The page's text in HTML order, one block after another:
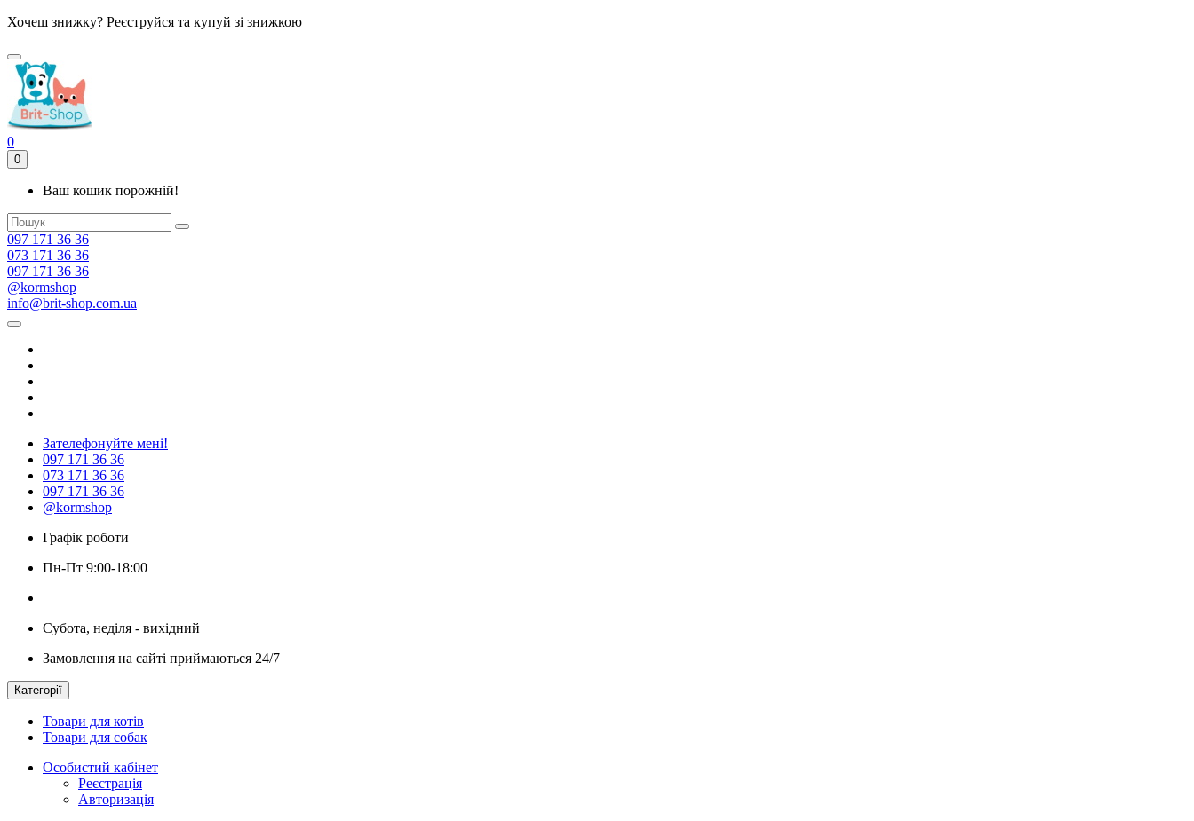
Хочеш знижку? Реєструйся та купуй зі знижкою
0
0
Ваш кошик порожній!
097 171 36 36
073 171 36 36
097 171 36 36
@kormshop
info@brit-shop.com.ua
Зателефонуйте мені!
097 171 36 36
073 171 36 36
097 171 36 36
@kormshop
Графік роботи
Пн-Пт 9:00-18:00
Субота, неділя - вихідний
Замовлення на сайті приймаються 24/7
Категорії
Товари для котів
Товари для собак
Особистий кабінет
Реєстрація
Авторизація